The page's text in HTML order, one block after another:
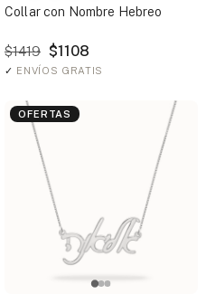
Collar con Nombre Hebreo
$1419 $1108
✓ ENVÍOS GRATIS
OFERTAS